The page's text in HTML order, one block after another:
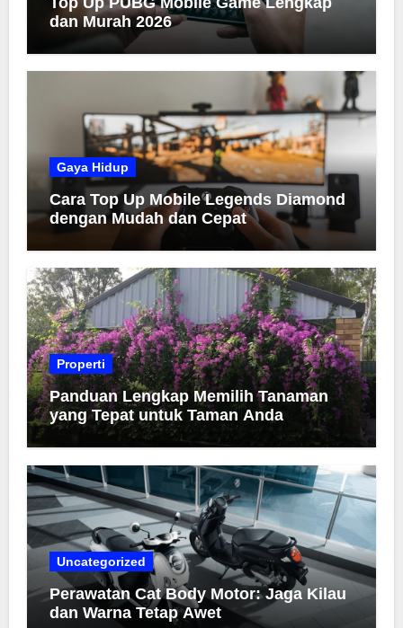
dan Murah 2026
Gaya Hidup
Cara Top Up Mobile Legends Diamond
dengan Mudah dan Cepat
Properti
Panduan Lengkap Memilih Tanaman
yang Tepat untuk Taman Anda
Uncategorized
Perawatan Cat Body Motor: Jaga Kilau
dan Warna Tetap Awet